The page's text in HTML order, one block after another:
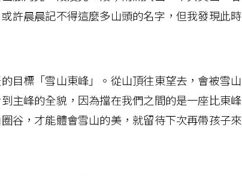
許晨晨記不得這麼多山頭的名字，但我發現此時
目標「雪山東峰」。從山頂往東望去，會被雪山
主峰的全貌，因為擋在我們之間的是一座比東峰
谷，才能體會雪山的美，就留待下次再帶孩子來